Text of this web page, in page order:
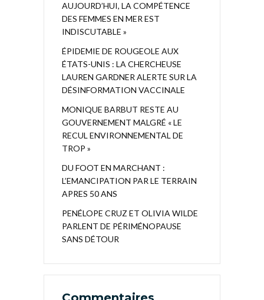
AUJOURD’HUI, LA COMPÉTENCE
DES FEMMES EN MER EST
INDISCUTABLE »
ÉPIDEMIE DE ROUGEOLE AUX
ÉTATS-UNIS : LA CHERCHEUSE
LAUREN GARDNER ALERTE SUR LA
DÉSINFORMATION VACCINALE
MONIQUE BARBUT RESTE AU
GOUVERNEMENT MALGRÉ « LE
RECUL ENVIRONNEMENTAL DE
TROP »
DU FOOT EN MARCHANT :
L’EMANCIPATION PAR LE TERRAIN
APRES 50 ANS
PENÉLOPE CRUZ ET OLIVIA WILDE
PARLENT DE PÉRIMÉNOPAUSE
SANS DÉTOUR